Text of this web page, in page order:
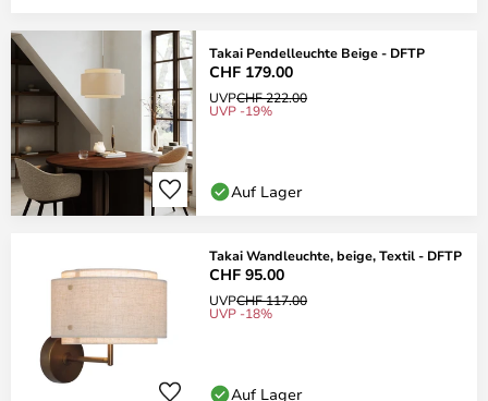
Takai Pendelleuchte Beige - DFTP
CHF 179.00
UVPCHF 222.00
UVP -19%
Auf Lager
Takai Wandleuchte, beige, Textil - DFTP
CHF 95.00
UVPCHF 117.00
UVP -18%
Auf Lager